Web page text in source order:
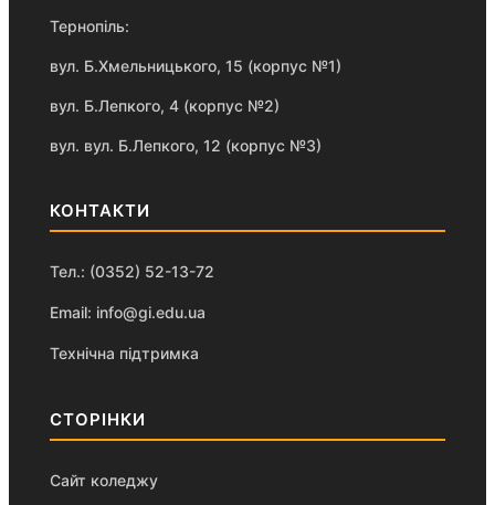
Тернопіль:
вул. Б.Хмельницького, 15 (корпус №1)
вул. Б.Лепкого, 4 (корпус №2)
вул. вул. Б.Лепкого, 12 (корпус №3)
КОНТАКТИ
Тел.: (0352) 52-13-72
Email: info@gi.edu.ua
Технічна підтримка
СТОРІНКИ
Сайт коледжу